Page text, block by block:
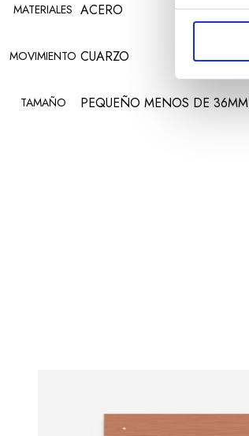
MATERIALES ACERO
MOVIMIENTO CUARZO
TAMAÑO PEQUEÑO MENOS DE 36MM